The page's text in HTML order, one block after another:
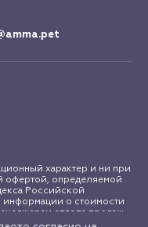
характер и ни при
офертой, определяемой
Российской
о стоимости
отдела продаж
amma.pet защищены в